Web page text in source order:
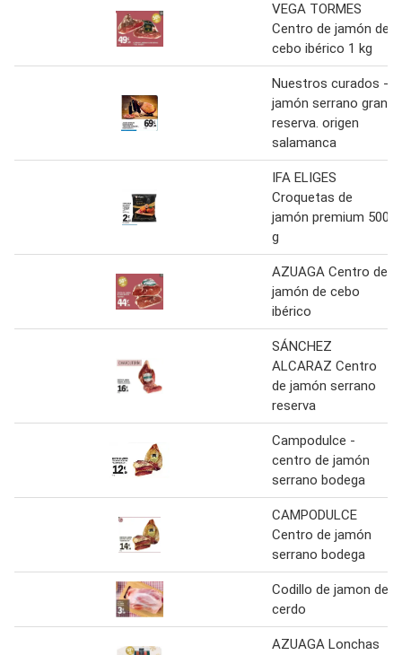
VEGA TORMES
Centro de jamón de
cebo ibérico 1 kg
Nuestros curados -
jamón serrano gran
reserva. origen
salamanca
IFA ELIGES
Croquetas de
jamón premium 500
g
AZUAGA Centro de
jamón de cebo
ibérico
SÁNCHEZ
ALCARAZ Centro
de jamón serrano
reserva
Campodulce -
centro de jamón
serrano bodega
CAMPODULCE
Centro de jamón
serrano bodega
Codillo de jamon de
cerdo
AZUAGA Lonchas